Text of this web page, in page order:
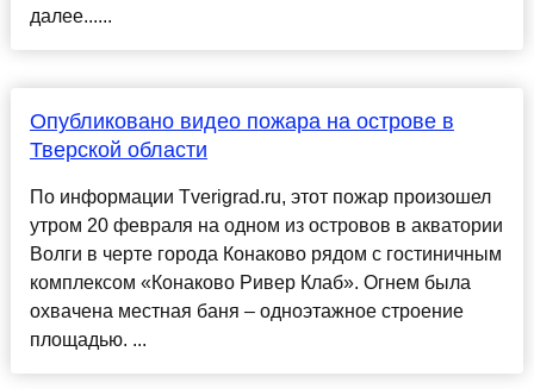
далее......
Опубликовано видео пожара на острове в
Тверской области
По информации Tverigrad.ru, этот пожар произошел
утром 20 февраля на одном из островов в акватории
Волги в черте города Конаково рядом с гостиничным
комплексом «Конаково Ривер Клаб». Огнем была
охвачена местная баня – одноэтажное строение
площадью. ...